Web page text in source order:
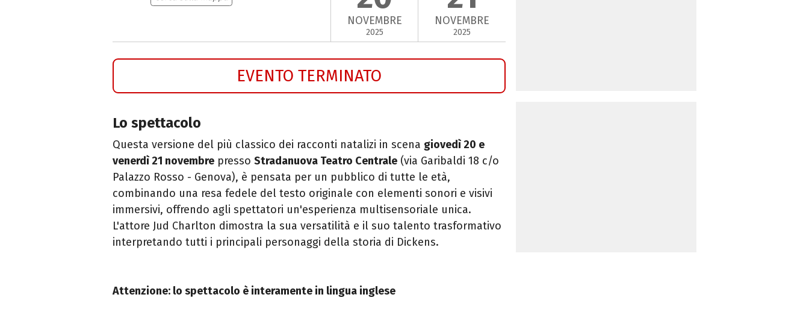
NOVEMBRE
2025
NOVEMBRE
2025
EVENTO TERMINATO
Lo spettacolo
Questa versione del più classico dei racconti natalizi in scena giovedì 20 e
venerdì 21 novembre presso Stradanuova Teatro Centrale (via Garibaldi 18 c/o
Palazzo Rosso - Genova), è pensata per un pubblico di tutte le età,
combinando una resa fedele del testo originale con elementi sonori e visivi
immersivi, offrendo agli spettatori un'esperienza multisensoriale unica.
L'attore Jud Charlton dimostra la sua versatilità e il suo talento trasformativo
interpretando tutti i principali personaggi della storia di Dickens.
Attenzione: lo spettacolo è interamente in lingua inglese